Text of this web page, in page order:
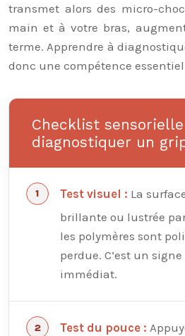
transmet alors des micro-
main et à votre bras,
terme. Apprendre à
donc une compétence
Checklist
diagnostiquer un
Test visuel : La
brillante ou lustrée
les polymères sont
perdue. C’est un
immédiat.
Test du pouce :